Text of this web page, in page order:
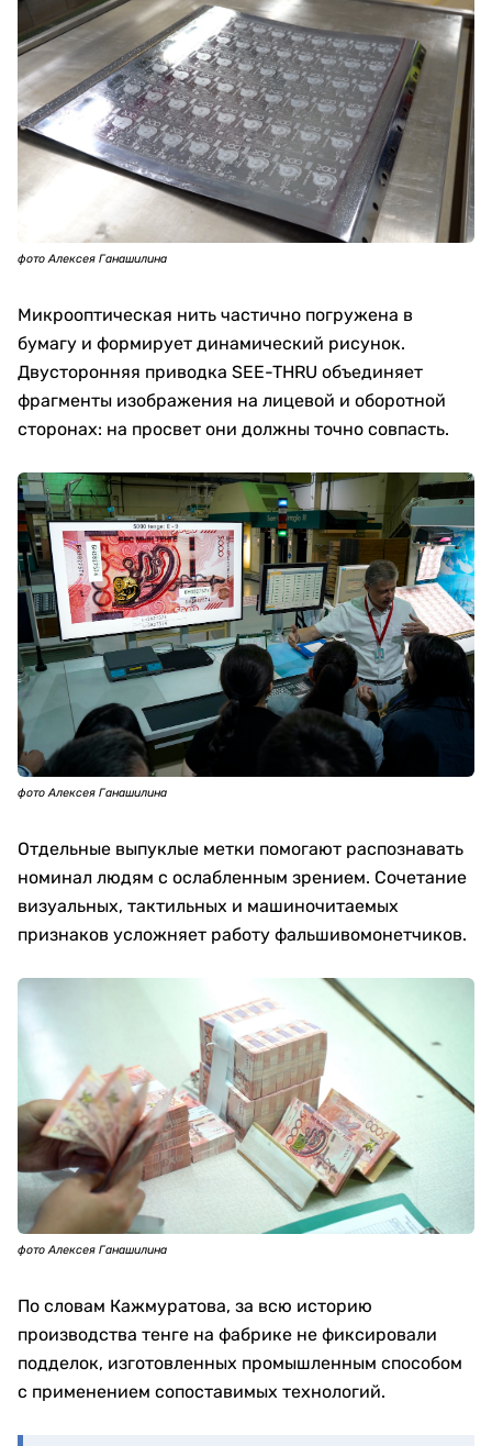
фото Алексея Ганашилина
Микрооптическая нить частично погружена в
бумагу и формирует динамический рисунок.
Двусторонняя приводка SEE-THRU объединяет
фрагменты изображения на лицевой и оборотной
сторонах: на просвет они должны точно совпасть.
фото Алексея Ганашилина
Отдельные выпуклые метки помогают распознавать
номинал людям с ослабленным зрением. Сочетание
визуальных, тактильных и машиночитаемых
признаков усложняет работу фальшивомонетчиков.
фото Алексея Ганашилина
По словам Кажмуратова, за всю историю
производства тенге на фабрике не фиксировали
подделок, изготовленных промышленным способом
с применением сопоставимых технологий.